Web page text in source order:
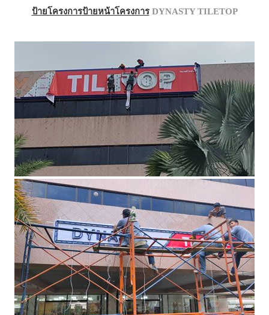
ป้ายโครงการป้ายหน้าโครงการ DYNASTY TILETOP